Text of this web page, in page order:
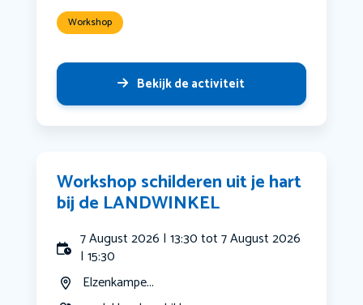
Workshop
Bekijk de activiteit
Workshop schilderen uit je hart
bij de LANDWINKEL
7 August 2026 | 13:30 tot 7 August 2026
| 15:30
Elzenkampe...